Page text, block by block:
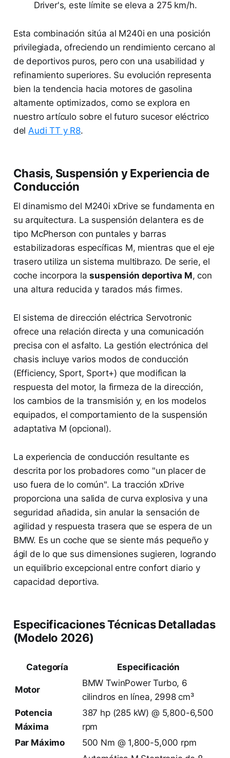
Driver's, este límite se eleva a 275 km/h.
Esta combinación sitúa al M240i en una posición
privilegiada, ofreciendo un rendimiento cercano al
de deportivos puros, pero con una usabilidad y
refinamiento superiores. Su evolución representa
bien la tendencia hacia motores de gasolina
altamente optimizados, como se explora en
nuestro artículo sobre el futuro sucesor eléctrico
del Audi TT y R8.
Chasis, Suspensión y Experiencia de
Conducción
El dinamismo del M240i xDrive se fundamenta en
su arquitectura. La suspensión delantera es de
tipo McPherson con puntales y barras
estabilizadoras específicas M, mientras que el eje
trasero utiliza un sistema multibrazo. De serie, el
coche incorpora lasuspensión deportiva M, con
una altura reducida y tarados más firmes.
El sistema de dirección eléctrica Servotronic
ofrece una relación directa y una comunicación
precisa con el asfalto. La gestión electrónica del
chasis incluye varios modos de conducción
(Efficiency, Sport, Sport+) que modifican la
respuesta del motor, la firmeza de la dirección,
los cambios de la transmisión y, en los modelos
equipados, el comportamiento de la suspensión
adaptativa M (opcional).
La experiencia de conducción resultante es
descrita por los probadores como "un placer de
uso fuera de lo común". La tracción xDrive
proporciona una salida de curva explosiva y una
seguridad añadida, sin anular la sensación de
agilidad y respuesta trasera que se espera de un
BMW. Es un coche que se siente más pequeño y
ágil de lo que sus dimensiones sugieren, logrando
un equilibrio excepcional entre confort diario y
capacidad deportiva.
Especificaciones Técnicas Detalladas
(Modelo 2026)
Categoría Especificación
Motor
BMW TwinPower Turbo, 6
cilindros en línea, 2998 cm³
Potencia
Máxima
387 hp (285 kW) @ 5,800-6,500
rpm
Par Máximo
500 Nm @ 1,800-5,000 rpm